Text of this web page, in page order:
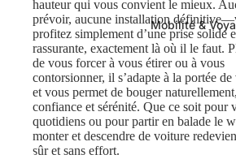
Mobilité &
hauteur qui vous convient le mieux.
prévoir, aucune installation
profitez simplement d’une prise solide
rassurante, exactement là où il le faut.
de vous forcer à vous étirer ou à vous
contorsionner, il s’adapte à la portée de
et vous permet de bouger
confiance et sérénité. Que ce soit pour
quotidiens ou pour partir en balade le
monter et descendre de voiture
sûr et sans effort.